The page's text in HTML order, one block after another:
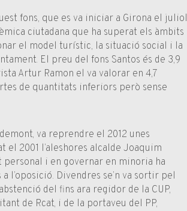
fons, que es va iniciar a Girona el juliol
ciutadana que ha superat els àmbits
el model turístic, la situació social i la
El preu del fons Santos és de 3,9
Artur Ramon el va valorar en 4,7
de quantitats inferiors però sense
va reprendre el 2012 unes
el 2001 l’aleshores alcalde Joaquim
personal i en governar en minoria ha
l’oposició. Divendres se’n va sortir pel
del fins ara regidor de la CUP,
de Rcat, i de la portaveu del PP,